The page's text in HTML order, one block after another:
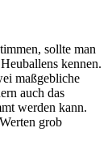
sollte man
kennen.
maßgebliche
auch das
werden kann.
grob